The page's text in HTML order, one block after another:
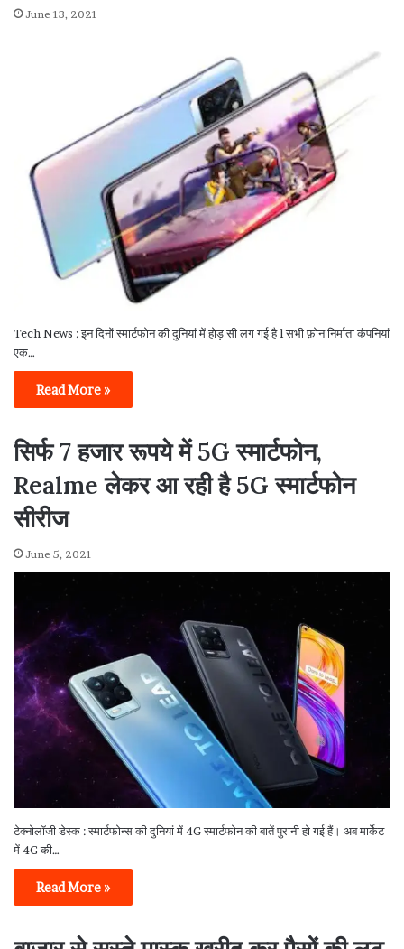
June 13, 2021
Tech News : इन दिनों स्मार्टफोन की दुनियां में होड़ सी लग गई है l सभी फ़ोन निर्माता कंपनियां
एक…
Read More »
सिर्फ 7 हजार रूपये में 5G स्मार्टफोन,
Realme लेकर आ रही है 5G स्मार्टफोन
सीरीज
June 5, 2021
टेक्नोलॉजी डेस्क : स्मार्टफोन्स की दुनियां में 4G स्मार्टफोन की बातें पुरानी हो गई हैं। अब मार्केट
में 4G की…
Read More »